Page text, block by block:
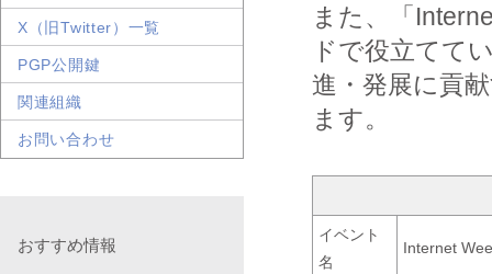
また、「
ドで役立てて
進・発展に貢
ます。
イベント
名
Internet
X（旧Twitter）一覧
PGP公開鍵
関連組織
お問い合わせ
おすすめ情報